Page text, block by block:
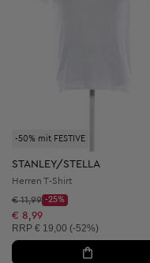
-50% mit FESTIVE
STANLEY/STELLA
Herren T-Shirt
Startpreis:
€ 11,99
Discount Price:
-25%
Reduzierter Preis:
€ 8,99
Unverbindliche Preisempfehlung:
RRP € 19,00 (-52%)